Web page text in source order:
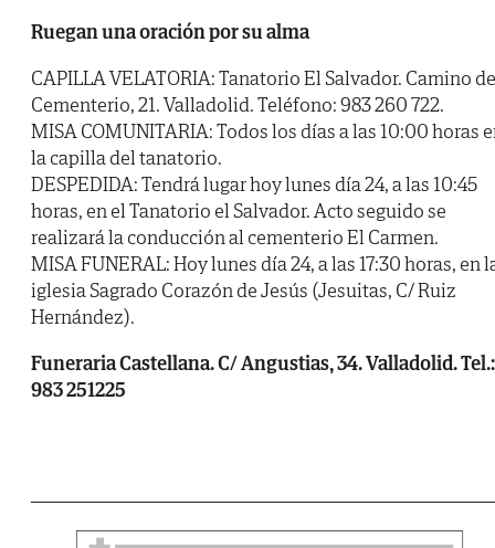
Ruegan una oración por su alma
CAPILLA VELATORIA: Tanatorio El Salvador. Camino
Cementerio, 21. Valladolid. Teléfono: 983 260 722.
MISA COMUNITARIA: Todos los días a las 10:00 horas
la capilla del tanatorio.
DESPEDIDA: Tendrá lugar hoy lunes día 24, a las 10:45
horas, en el Tanatorio el Salvador. Acto seguido se
realizará la conducción al cementerio El Carmen.
MISA FUNERAL: Hoy lunes día 24, a las 17:30 horas, en
iglesia Sagrado Corazón de Jesús (Jesuitas, C/ Ruiz
Hernández).
Funeraria Castellana. C/ Angustias, 34. Valladolid. Tel.:
983 251225